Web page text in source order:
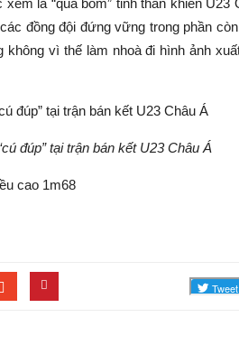
là “quả bom” tinh thần khiến U23
đồng đội đứng vững trong phần
không vì thế làm nhoà đi hình ảnh
đúp” tại trận bán kết U23 Châu Á
cao 1m68